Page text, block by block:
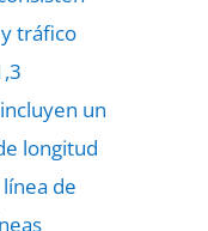
tráfico
un
longitud
de